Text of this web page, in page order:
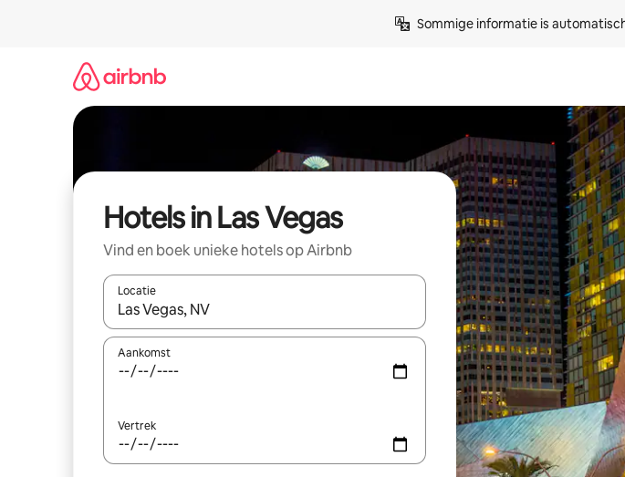
Sommige informatie is
Hotels in Las Vegas
Vind en boek unieke hotels op Airbnb
Locatie
Wanneer er resultaten beschikbaar zijn, maak je een keuze met je de pijltjestoetsen
Aankomst
Vertrek